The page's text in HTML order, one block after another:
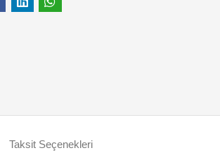
Taksit Seçenekleri